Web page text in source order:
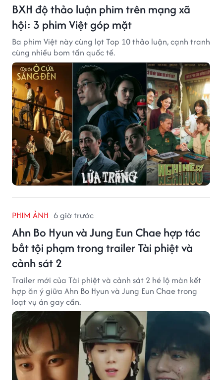
BXH độ thảo luận phim trên mạng xã
hội: 3 phim Việt góp mặt
Ba phim Việt này cùng lọt Top 10 thảo luận, cạnh tranh
cùng nhiều bom tấn quốc tế.
PHIM ẢNH 6 giờ trước
Ahn Bo Hyun và Jung Eun Chae hợp tác
bắt tội phạm trong trailer Tài phiệt và
cảnh sát 2
Trailer mới của Tài phiệt và cảnh sát 2 hé lộ màn kết
hợp ăn ý giữa Ahn Bo Hyun và Jung Eun Chae trong
loạt vụ án gay cấn.